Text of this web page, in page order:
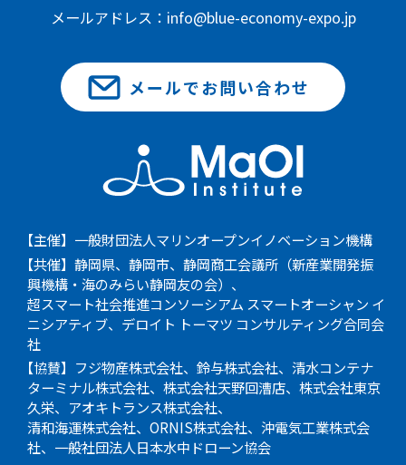
メールアドレス：info@blue-economy-expo.jp
メールでお問い合わせ
【主催】一般財団法人マリンオープンイノベーション機構
【共催】静岡県、静岡市、静岡商工会議所（新産業開発振
興機構・海のみらい静岡友の会）、
超スマート社会推進コンソーシアム スマートオーシャン イ
ニシアティブ、デロイト トーマツ コンサルティング合同会
社
【協賛】フジ物産株式会社、鈴与株式会社、清水コンテナ
ターミナル株式会社、株式会社天野回漕店、株式会社東京
久栄、アオキトランス株式会社、
清和海運株式会社、ORNIS株式会社、沖電気工業株式会
社、一般社団法人日本水中ドローン協会